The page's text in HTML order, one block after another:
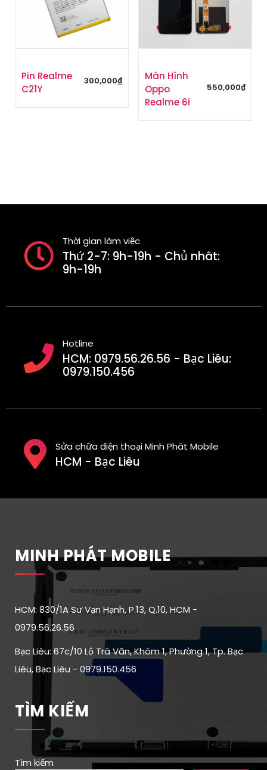
Pin Realme
C21Y
300,000₫
Màn Hình
Oppo
Realme 6i
550,000₫
Thời gian làm việc
Thứ 2-7: 9h-19h - Chủ nhât:
9h-19h
Hotline
HCM: 0979.56.26.56 - Bạc Liêu:
0979.150.456
Sửa chữa điện thoại Minh Phát Mobile
HCM - Bạc Liêu
MINH PHÁT MOBILE
HCM: 830/1A Sư Vạn Hạnh, P.13, Q.10, HCM -
0979.56.26.56
Bạc Liêu: 67c/10 Lộ Trà Văn, Khóm 1, Phường 1, Tp. Bạc
Liêu, Bạc Liêu - 0979.150.456
TÌM KIẾM
Tìm kiếm